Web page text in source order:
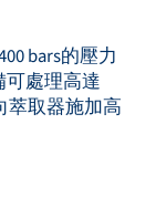
bars的壓力
可處理高達
萃取器施加高